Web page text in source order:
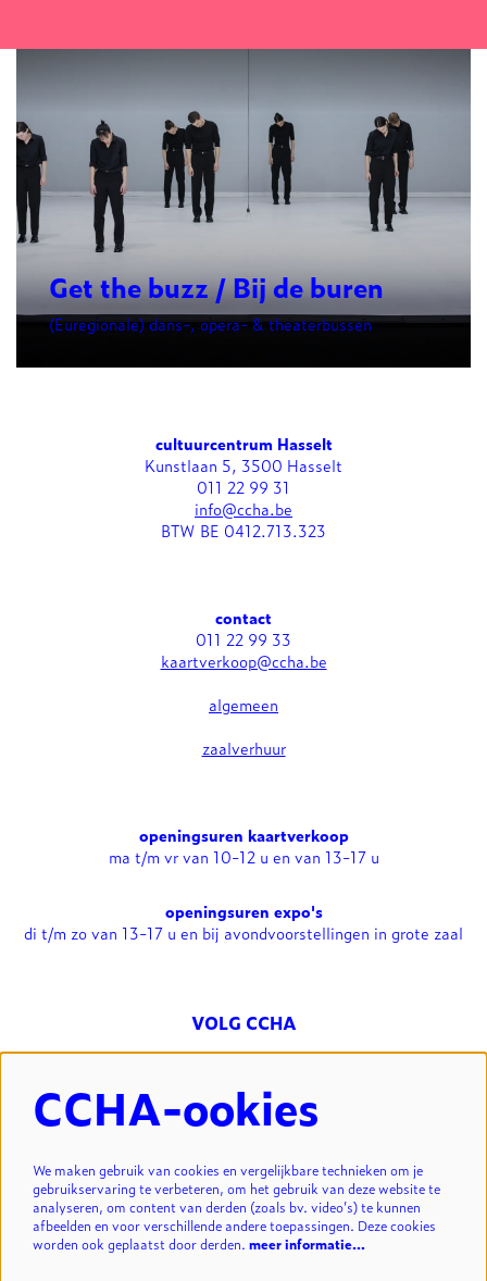
Get the buzz / Bij de buren
(Euregionale) dans-, opera- & theaterbussen
cultuurcentrum Hasselt
Kunstlaan 5, 3500 Hasselt
011 22 99 31
info@ccha.be
BTW BE 0412.713.323
contact
011 22 99 33
kaartverkoop@ccha.be
algemeen
zaalverhuur
openingsuren kaartverkoop
ma t/m vr van 10-12 u en van 13-17 u
openingsuren expo's
di t/m zo van 13-17 u en bij avondvoorstellingen in grote zaal
VOLG CCHA
INSCHRIJVEN
CCHA-ookies
We maken gebruik van cookies en vergelijkbare technieken om je
gebruikservaring te verbeteren, om het gebruik van deze website te
analyseren, om content van derden (zoals bv. video’s) te kunnen
afbeelden en voor verschillende andere toepassingen. Deze cookies
worden ook geplaatst door derden. meer informatie…